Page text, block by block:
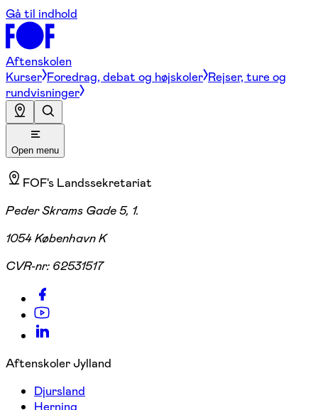
Gå til indhold
Aftenskolen
Kurser Foredrag, debat og højskoler Rejser, ture og
rundvisninger
Open menu
FOF's Landssekretariat
Peder Skrams Gade 5, 1.
1054 København K
CVR-nr: 62531517
Aftenskoler Jylland
Djursland
Herning